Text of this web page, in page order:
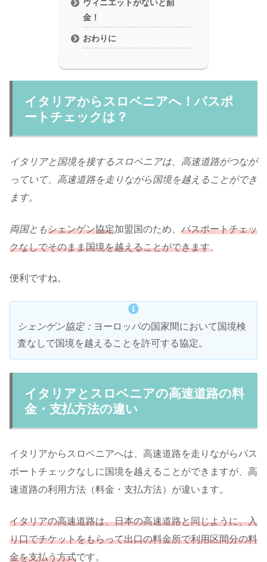
ヴィニエットがないと罰
金！
おわりに
イタリアからスロベニアへ！パスポ
ートチェックは？
イタリアと国境を接するスロベニアは、高速道路がつなが
っていて、高速道路を走りながら国境を越えることができ
ます。
両国ともシェンゲン協定加盟国のため、 パスポートチェッ
クなしでそのまま国境を越えることができます。
便利ですね。
シェンゲン協定： ヨーロッパの国家間において国境検
査なしで国境を越えることを許可する協定。
イタリアとスロベニアの高速道路の料
金・支払方法の違い
イタリアからスロベニアへは、高速道路を走りながらパス
ポートチェックなしに国境を越えることができますが、高
速道路の利用方法（料金・支払方法）が違います。
イタリアの高速道路は、日本の高速道路と同じように、入
り口でチケットをもらって出口の料金所で利用区間分の料
金を支払う方式です。